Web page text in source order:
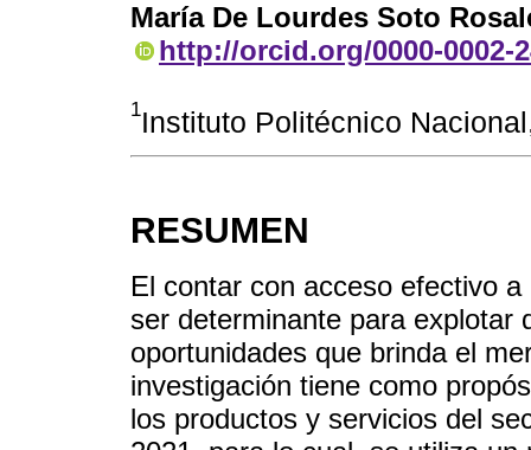
María De Lourdes Soto
http://orcid.org/0000-0002-
1Instituto Politécnico
RESUMEN
El contar con acceso efectivo
ser determinante para explotar
oportunidades que brinda el
investigación tiene como
los productos y servicios del